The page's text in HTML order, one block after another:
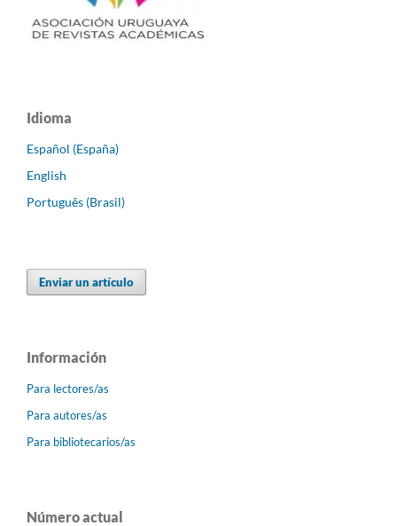
Idioma
Español (España)
English
Português (Brasil)
Enviar un artículo
Información
Para lectores/as
Para autores/as
Para bibliotecarios/as
Número actual